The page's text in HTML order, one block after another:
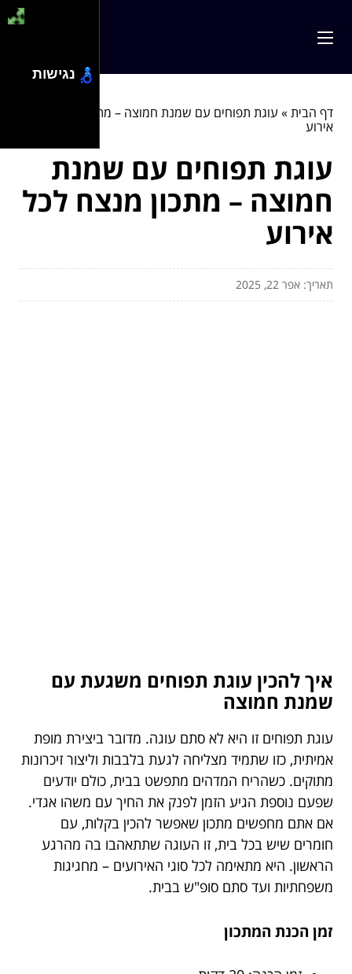
דף הבית» עוגת תפוחים עם שמנת חמוצה – מתכון מנצח לכל
אירוע
עוגת תפוחים עם שמנת
חמוצה – מתכון מנצח לכל
אירוע
תאריך: אפר 22, 2025
איך להכין עוגת תפוחים משגעת עם
שמנת חמוצה
עוגת תפוחים זו היא לא סתם עוגה. מדובר ביצירת מופת
אמיתית, כזו שתמיד מצליחה לגעת בלבבות וליצור זיכרונות
מתוקים. כשהריח המדהים מתפשט בבית, כולם יודעים
שפעם נוספת הגיע הזמן לפנק את החיך עם משהו אגדי.
אם אתם מחפשים מתכון שאפשר להכין בקלות, עם
חומרים שיש בכל בית, זו העוגה שתתאהבו בה מהרגע
הראשון. היא מתאימה לכל סוגי האירועים – מחגיגות
משפחתיות ועד סתם סופ"ש בבית.
זמן הכנת המתכון
נגישות